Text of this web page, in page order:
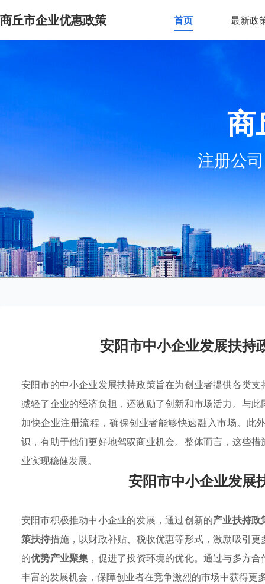
商丘市企业优惠政策 首页 最新政
商
注册公
安阳市中小企业发展扶持
安阳市的中小企业发展扶持政策旨在为创业者提供各类
减轻了企业的经济负担，还激励了创新和市场活力。与
加快企业注册流程，确保创业者能够快速融入市场。此
识，有助于他们更好地驾驭商业机会。整体而言，这些
业实现稳健发展。
安阳市中小企业发展
安阳市积极推动中小企业的发展，通过创新的产业扶持政
策扶持措施，以财政补贴、税收优惠等形式，激励吸引
的优势产业聚集 ，促进了投资环境的优化。通过与多方
丰富的发展机会，保障创业者在竞争激烈的市场中获得更